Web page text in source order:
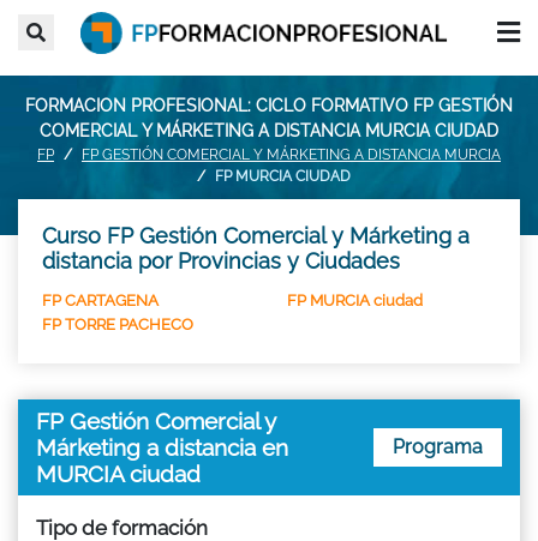
FORMACION PROFESIONAL: CICLO FORMATIVO FP GESTIÓN
COMERCIAL Y MÁRKETING A DISTANCIA MURCIA CIUDAD
FP
FP GESTIÓN COMERCIAL Y MÁRKETING A DISTANCIA MURCIA
FP MURCIA CIUDAD
Curso FP Gestión Comercial y Márketing a
distancia por Provincias y Ciudades
FP CARTAGENA
FP MURCIA ciudad
FP TORRE PACHECO
FP Gestión Comercial y
Márketing a distancia en
MURCIA ciudad
Programa
Tipo de formación